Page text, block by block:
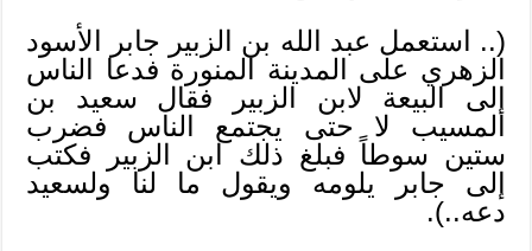
(.. استعمل عبد الله بن الزبير جابر الأسود
الزهري على المدينة المنورة فدعا الناس
إلى البيعة لابن الزبير فقال سعيد بن
المسيب لا حتى يجتمع الناس فضرب
ستين سوطاً فبلغ ذلك ابن الزبير فكتب
إلى جابر يلومه ويقول ما لنا ولسعيد
دعه..).